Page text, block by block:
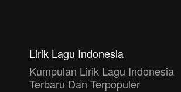
Lirik Lagu Indonesia
Kumpulan Lirik Lagu Indonesia
Terbaru Dan Terpopuler